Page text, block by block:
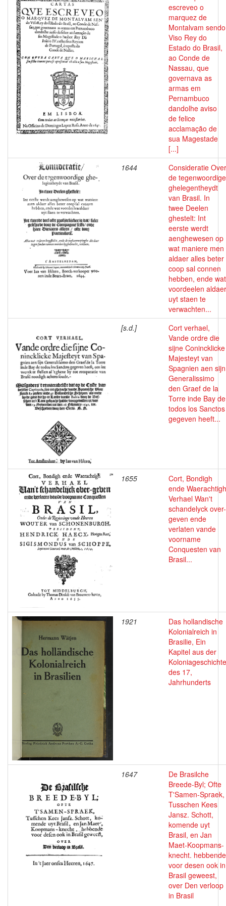
escreveo o
marquez de
Montalvam sendo
Viso Rey do
Estado do Brasil,
ao Conde de
Nassau, que
governava as
armas em
Pernambuco
dandolhe aviso
de felice
acclamação de
sua Magestade
[...]
1644
Consideratie Over
de tegenwoordige
ghelegentheydt
van Brasil. In
twee Deelen
ghestelt: Int
eerste werdt
aenghewesen op
wat maniere men
aldaer alles beter
coop sal connen
hebben, ende wat
voordeelen aldaer
uyt staen te
verwachten...
[s.d.]
Cort verhael,
Vande ordre die
sijne Conincklicke
Majesteyt van
Spagnien aen sijn
Generalissimo
den Graef de la
Torre inde Bay de
todos los Sanctos
gegeven heeft...
1655
Cort, Bondigh
ende Waerachtigh
Verhael Wan't
schandelyck over-
geven ende
verlaten vande
voorname
Conquesten van
Brasil...
1921
Das hollandische
Kolonialreich in
Brasilie, Ein
Kapitel aus der
Koloniageschichte
des 17,
Jahrhunderts
1647
De Brasilche
Breede-Byl; Ofte
T'Samen-Spraek,
Tusschen Kees
Jansz. Schott,
komende uyt
Brasil, en Jan
Maet-Koopmans-
knecht. hebbende
voor desen ook in
Brasil geweest,
over Den verloop
in Brasil